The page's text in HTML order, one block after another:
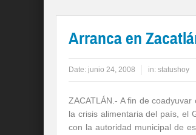
Arranca en
Date: junio 24, 2008 in: statushoy
ZACATLÁN.- A fin de
la crisis alimentaria del país, el
con la autoridad municipal de